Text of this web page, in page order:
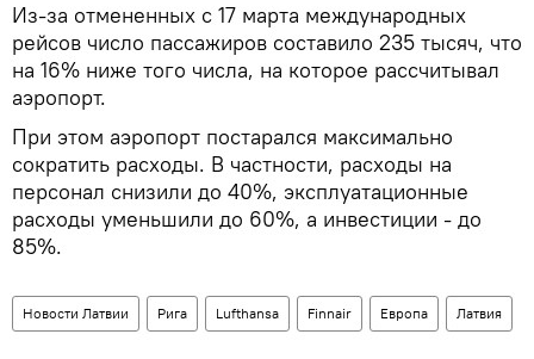
Из-за отмененных с 17 марта международных
рейсов число пассажиров составило 235 тысяч, что
на 16% ниже того числа, на которое рассчитывал
аэропорт.
При этом аэропорт постарался максимально
сократить расходы. В частности, расходы на
персонал снизили до 40%, эксплуатационные
расходы уменьшили до 60%, а инвестиции - до
85%.
Новости Латвии Рига Lufthansa Finnair Европа Латвия